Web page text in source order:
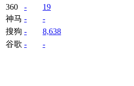
360
-
19
神马 -
-
搜狗 -
8,638
谷歌 - -